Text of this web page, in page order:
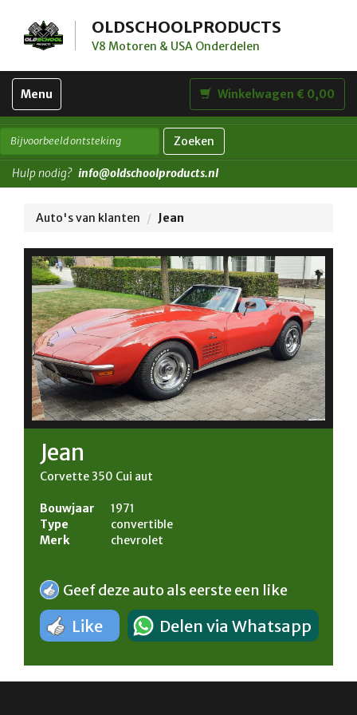
OLDSCHOOLPRODUCTS
V8 Motoren & USA Onderdelen
Toggle
navigation
Menu Winkelwagen € 0,00
Zoeken
Hulp nodig? info@oldschoolproducts.nl
Auto's van klanten Jean
Jean
Corvette 350 Cui aut
Bouwjaar
1971
Type
convertible
Merk
chevrolet
Geef deze auto als eerste een like
Like Delen via Whatsapp